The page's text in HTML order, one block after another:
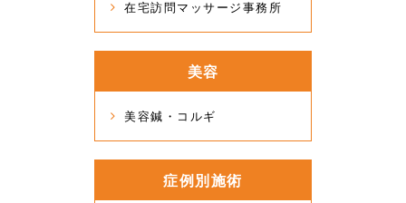
在宅訪問マッサージ事務所
美容
美容鍼・コルギ
症例別施術